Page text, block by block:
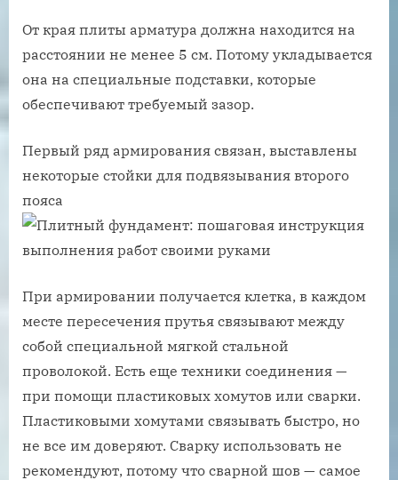
От края плиты арматура должна находится на
расстоянии не менее 5 см. Потому укладывается
она на специальные подставки, которые
обеспечивают требуемый зазор.
Первый ряд армирования связан, выставлены
некоторые стойки для подвязывания второго
пояса
При армировании получается клетка, в каждом
месте пересечения прутья связывают между
собой специальной мягкой стальной
проволокой. Есть еще техники соединения —
при помощи пластиковых хомутов или сварки.
Пластиковыми хомутами связывать быстро, но
не все им доверяют. Сварку использовать не
рекомендуют, потому что сварной шов — самое